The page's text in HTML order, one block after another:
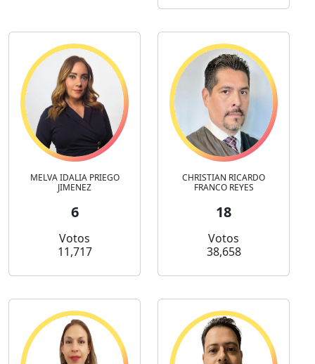
MELVA IDALIA PRIEGO
JIMENEZ
6
Votos
11,717
CHRISTIAN RICARDO
FRANCO REYES
18
Votos
38,658